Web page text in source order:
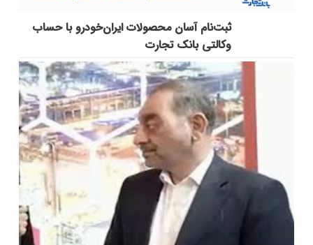
ثبت‌نام آسان محصولات ایران‌خودرو با حساب
وکالتی بانک تجارت